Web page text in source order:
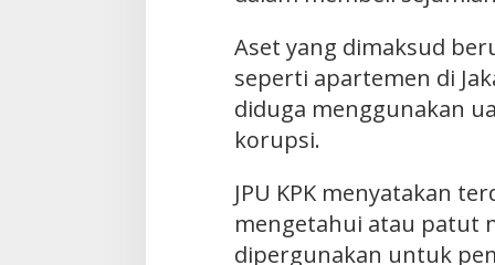
Aset yang dimaksud
seperti apartemen di
diduga menggunakan
korupsi.
JPU KPK menyatakan
mengetahui atau patut
dipergunakan untuk